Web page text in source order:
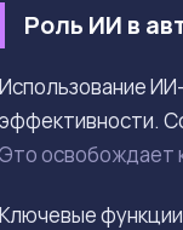
Роль ИИ в
Использование
эффективности.
Это освобождает
Ключевые